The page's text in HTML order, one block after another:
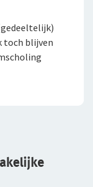
toch blijven